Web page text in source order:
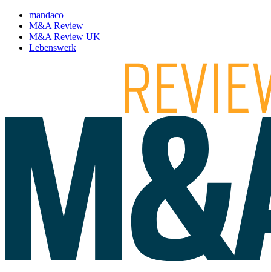
mandaco
M&A Review
M&A Review UK
Lebenswerk